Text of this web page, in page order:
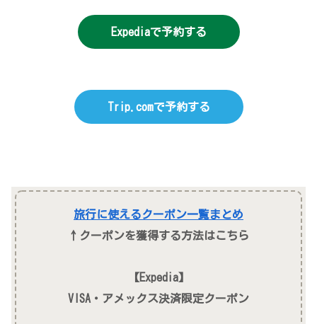
Expediaで予約する
Trip.comで予約する
旅行に使えるクーポン一覧まとめ
↑クーポンを獲得する方法はこちら
【Expedia】
VISA・アメックス決済限定クーポン